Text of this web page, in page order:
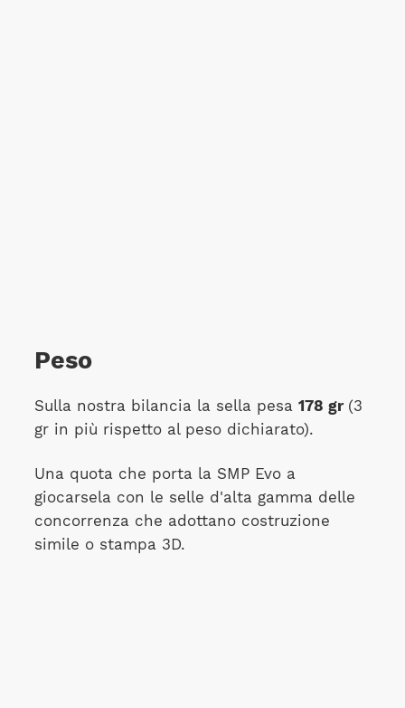
Peso
Sulla nostra bilancia la sella pesa 178 gr (3
gr in più rispetto al peso dichiarato).
Una quota che porta la SMP Evo a
giocarsela con le selle d'alta gamma delle
concorrenza che adottano costruzione
simile o stampa 3D.